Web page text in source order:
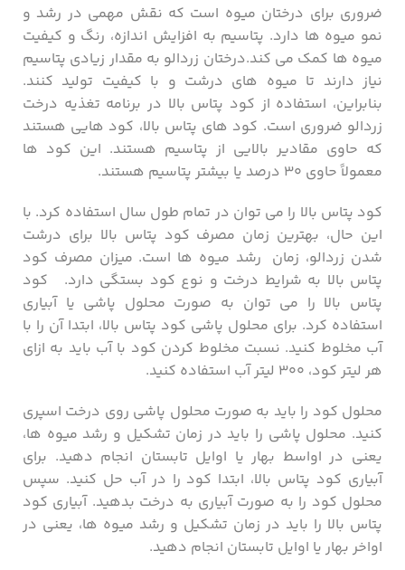
ضروری برای درختان میوه است که نقش مهمی در رشد و
نمو میوه ها دارد. پتاسیم به افزایش اندازه، رنگ و کیفیت
میوه ها کمک می کند.درختان زردالو به مقدار زیادی پتاسیم
نیاز دارند تا میوه های درشت و با کیفیت تولید کنند.
بنابراین، استفاده از کود پتاس بالا در برنامه تغذیه درخت
زردالو ضروری است. کود های پتاس بالا، کود هایی هستند
که حاوی مقادیر بالایی از پتاسیم هستند. این کود ها
معمولاً حاوی ۳۰ درصد یا بیشتر پتاسیم هستند.
کود پتاس بالا را می توان در تمام طول سال استفاده کرد. با
این حال، بهترین زمان مصرف کود پتاس بالا برای درشت
شدن زردالو، زمان رشد میوه ها است. میزان مصرف کود
پتاس بالا به شرایط درخت و نوع کود بستگی دارد. کود
پتاس بالا را می توان به صورت محلول پاشی یا آبیاری
استفاده کرد. برای محلول پاشی کود پتاس بالا، ابتدا آن را با
آب مخلوط کنید. نسبت مخلوط کردن کود با آب باید به ازای
هر لیتر کود، ۳۰۰ لیتر آب استفاده کنید.
محلول کود را باید به صورت محلول پاشی روی درخت اسپری
کنید. محلول پاشی را باید در زمان تشکیل و رشد میوه ها،
یعنی در اواسط بهار یا اوایل تابستان انجام دهید. برای
آبیاری کود پتاس بالا، ابتدا کود را در آب حل کنید. سپس
محلول کود را به صورت آبیاری به درخت بدهید. آبیاری کود
پتاس بالا را باید در زمان تشکیل و رشد میوه ها، یعنی در
اواخر بهار یا اوایل تابستان انجام دهید.